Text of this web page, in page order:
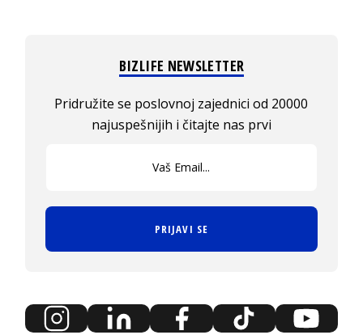
BIZLIFE NEWSLETTER
Pridružite se poslovnoj zajednici od 20000
najuspešnijih i čitajte nas prvi
PRIJAVI SE